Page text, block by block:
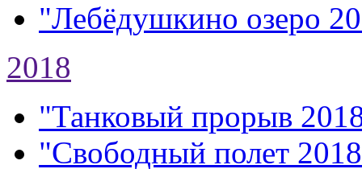
"Лебёдушкино озеро
2018
"Танковый прорыв
"Свободный полет